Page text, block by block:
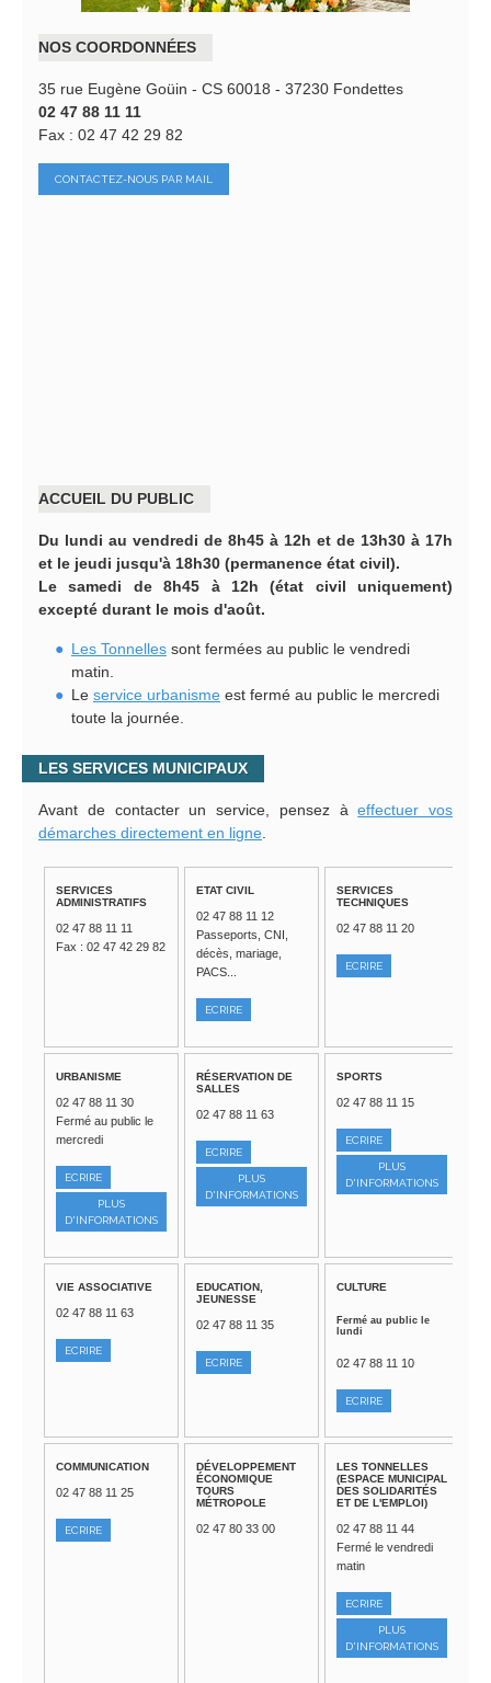
NOS COORDONNÉES
35 rue Eugène Goüin - CS 60018 - 37230 Fondettes
02 47 88 11 11
Fax : 02 47 42 29 82
CONTACTEZ-NOUS PAR MAIL
ACCUEIL DU PUBLIC
Du lundi au vendredi de 8h45 à 12h et de 13h30 à 17h
et le jeudi jusqu'à 18h30 (permanence état civil).
Le samedi de 8h45 à 12h (état civil uniquement)
excepté durant le mois d'août.
Les Tonnelles sont fermées au public le vendredi
matin.
Le service urbanisme est fermé au public le mercredi
toute la journée.
LES SERVICES MUNICIPAUX
Avant de contacter un service, pensez àeffectuer vos
démarches directement en ligne.
SERVICES
ADMINISTRATIFS
02 47 88 11 11
Fax : 02 47 42 29 82
ETAT CIVIL
02 47 88 11 12
Passeports, CNI,
décès, mariage,
PACS...
ECRIRE
SERVICES
TECHNIQUES
02 47 88 11 20
ECRIRE
URBANISME
02 47 88 11 30
Fermé au public le
mercredi
ECRIRE
PLUS
D'INFORMATIONS
RÉSERVATION DE
SALLES
02 47 88 11 63
ECRIRE
PLUS
D'INFORMATIONS
SPORTS
02 47 88 11 15
ECRIRE
PLUS
D'INFORMATIONS
VIE ASSOCIATIVE
02 47 88 11 63
ECRIRE
EDUCATION,
JEUNESSE
02 47 88 11 35
ECRIRE
CULTURE
Fermé au public le
lundi
02 47 88 11 10
ECRIRE
COMMUNICATION
02 47 88 11 25
ECRIRE
DÉVELOPPEMENT
ÉCONOMIQUE
TOURS
MÉTROPOLE
02 47 80 33 00
LES TONNELLES
(ESPACE MUNICIPAL
DES SOLIDARITÉS
ET DE L'EMPLOI)
02 47 88 11 44
Fermé le vendredi
matin
ECRIRE
PLUS
D'INFORMATIONS